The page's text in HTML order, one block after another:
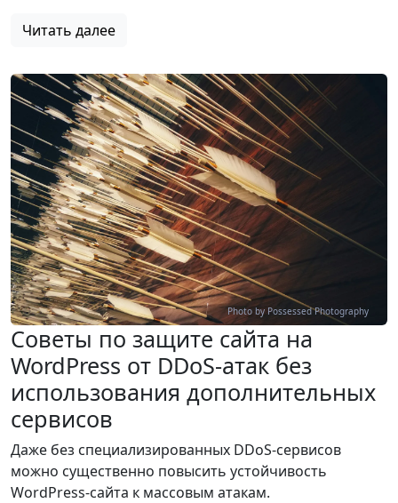
Читать далее
Photo by Possessed Photography
Советы по защите сайта на
WordPress от DDoS-атак без
использования дополнительных
сервисов
Даже без специализированных DDoS-сервисов
можно существенно повысить устойчивость
WordPress-сайта к массовым атакам.